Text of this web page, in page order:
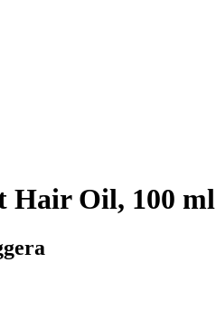
Hair Oil, 100 ml